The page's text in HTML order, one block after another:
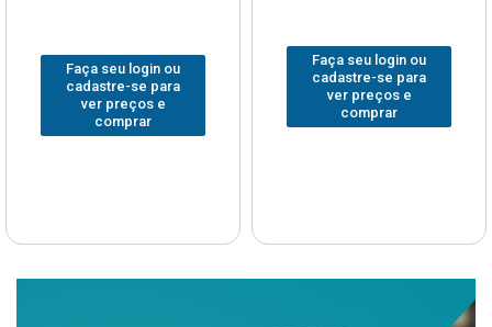
Faça seu login ou
cadastre-se para
ver preços e
comprar
Faça seu login ou
cadastre-se para
ver preços e
comprar